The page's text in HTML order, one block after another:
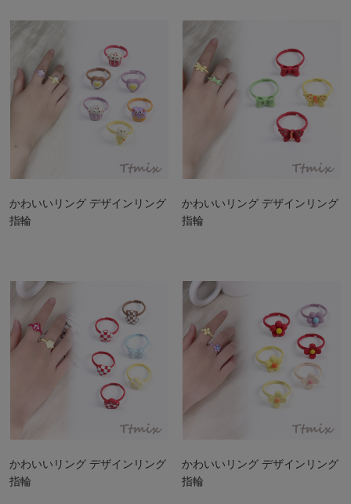
かわいいリング デザインリング
指輪
かわいいリング デザインリング
指輪
かわいいリング デザインリング
指輪
かわいいリング デザインリング
指輪